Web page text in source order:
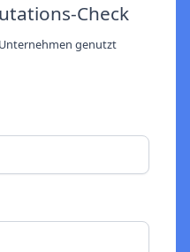
Check
genutzt